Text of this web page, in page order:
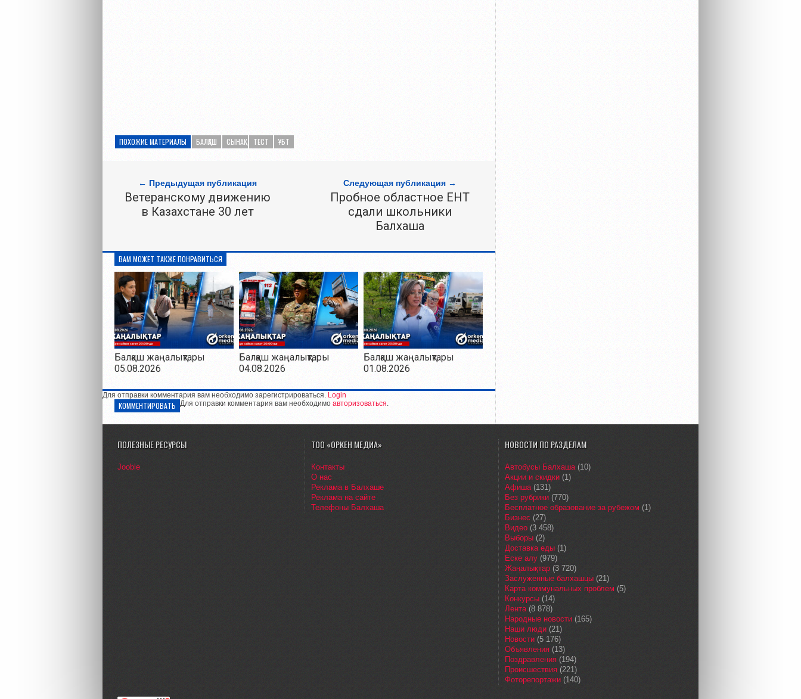
ПОХОЖИЕ МАТЕРИАЛЫ БАЛҚАШ СЫНАҚ ТЕСТ ҰБТ
← Предыдущая публикация
Ветеранскому движению
в Казахстане 30 лет
Следующая публикация →
Пробное областное ЕНТ
сдали школьники
Балхаша
ВАМ МОЖЕТ ТАКЖЕ ПОНРАВИТЬСЯ
Балқаш жаңалықтары
05.08.2026
Балқаш жаңалықтары
04.08.2026
Балқаш жаңалықтары
01.08.2026
Для отправки комментария вам необходимо зарегистрироваться. Login
КОММЕНТИРОВАТЬ Для отправки комментария вам необходимо авторизоваться.
ПОЛЕЗНЫЕ РЕСУРСЫ
Jooble
ТОО «ОРКЕН МЕДИА»
Контакты
О нас
Реклама в Балхаше
Реклама на сайте
Телефоны Балхаша
НОВОСТИ ПО РАЗДЕЛАМ
Автобусы Балхаша(10)
Акции и скидки (1)
Афиша(131)
Без рубрики (770)
Бесплатное образование за рубежом (1)
Бизнес (27)
Видео (3 458)
Выборы (2)
Доставка еды (1)
Еске алу (979)
Жаңалықтар (3 720)
Заслуженные балхашцы (21)
Карта коммунальных проблем (5)
Конкурсы (14)
Лента(8 878)
Народные новости (165)
Наши люди (21)
Новости (5 176)
Объявления (13)
Поздравления (194)
Происшествия (221)
Фоторепортажи (140)